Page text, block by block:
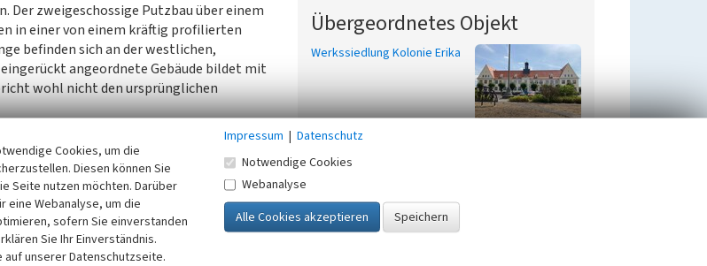
Der zweigeschossige Putzbau über einem
in einer von einem kräftig profilierten
befinden sich an der westlichen,
angeordnete Gebäude bildet mit
wohl nicht den ursprünglichen
ausgeführt.
baugeschichtliche Bedeutung.
Übergeordnetes Objekt
Werkssiedlung Kolonie Erika
Cookies, um die
Diesen können Sie
Seite nutzen möchten. Darüber
eine Webanalyse, um die
sofern Sie einverstanden
Sie Ihr Einverständnis.
unserer Datenschutzseite.
Impressum | Datenschutz
Notwendige Cookies
Webanalyse